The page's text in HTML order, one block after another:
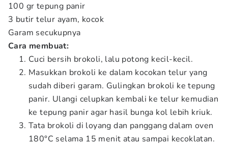
100 gr tepung panir
3 butir telur ayam, kocok
Garam secukupnya
Cara membuat:
Cuci bersih brokoli, lalu potong kecil-kecil.
Masukkan brokoli ke dalam kocokan telur yang
sudah diberi garam. Gulingkan brokoli ke tepung
panir. Ulangi celupkan kembali ke telur kemudian
ke tepung panir agar hasil bunga kol lebih kriuk.
Tata brokoli di loyang dan panggang dalam oven
180°C selama 15 menit atau sampai kecoklatan.